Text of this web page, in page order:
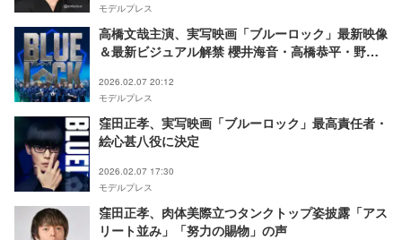
モデルプレス
高橋文哉主演、実写映画「ブルーロック」最新映像
＆最新ビジュアル解禁 櫻井海音・高橋恭平・野村
2026.02.07 20:12
モデルプレス
窪田正孝、実写映画「ブルーロック」最高責任者・
絵心甚八役に決定
2026.02.07 17:30
モデルプレス
窪田正孝、肉体美際立つタンクトップ姿披露「アス
リート並み」「努力の賜物」の声